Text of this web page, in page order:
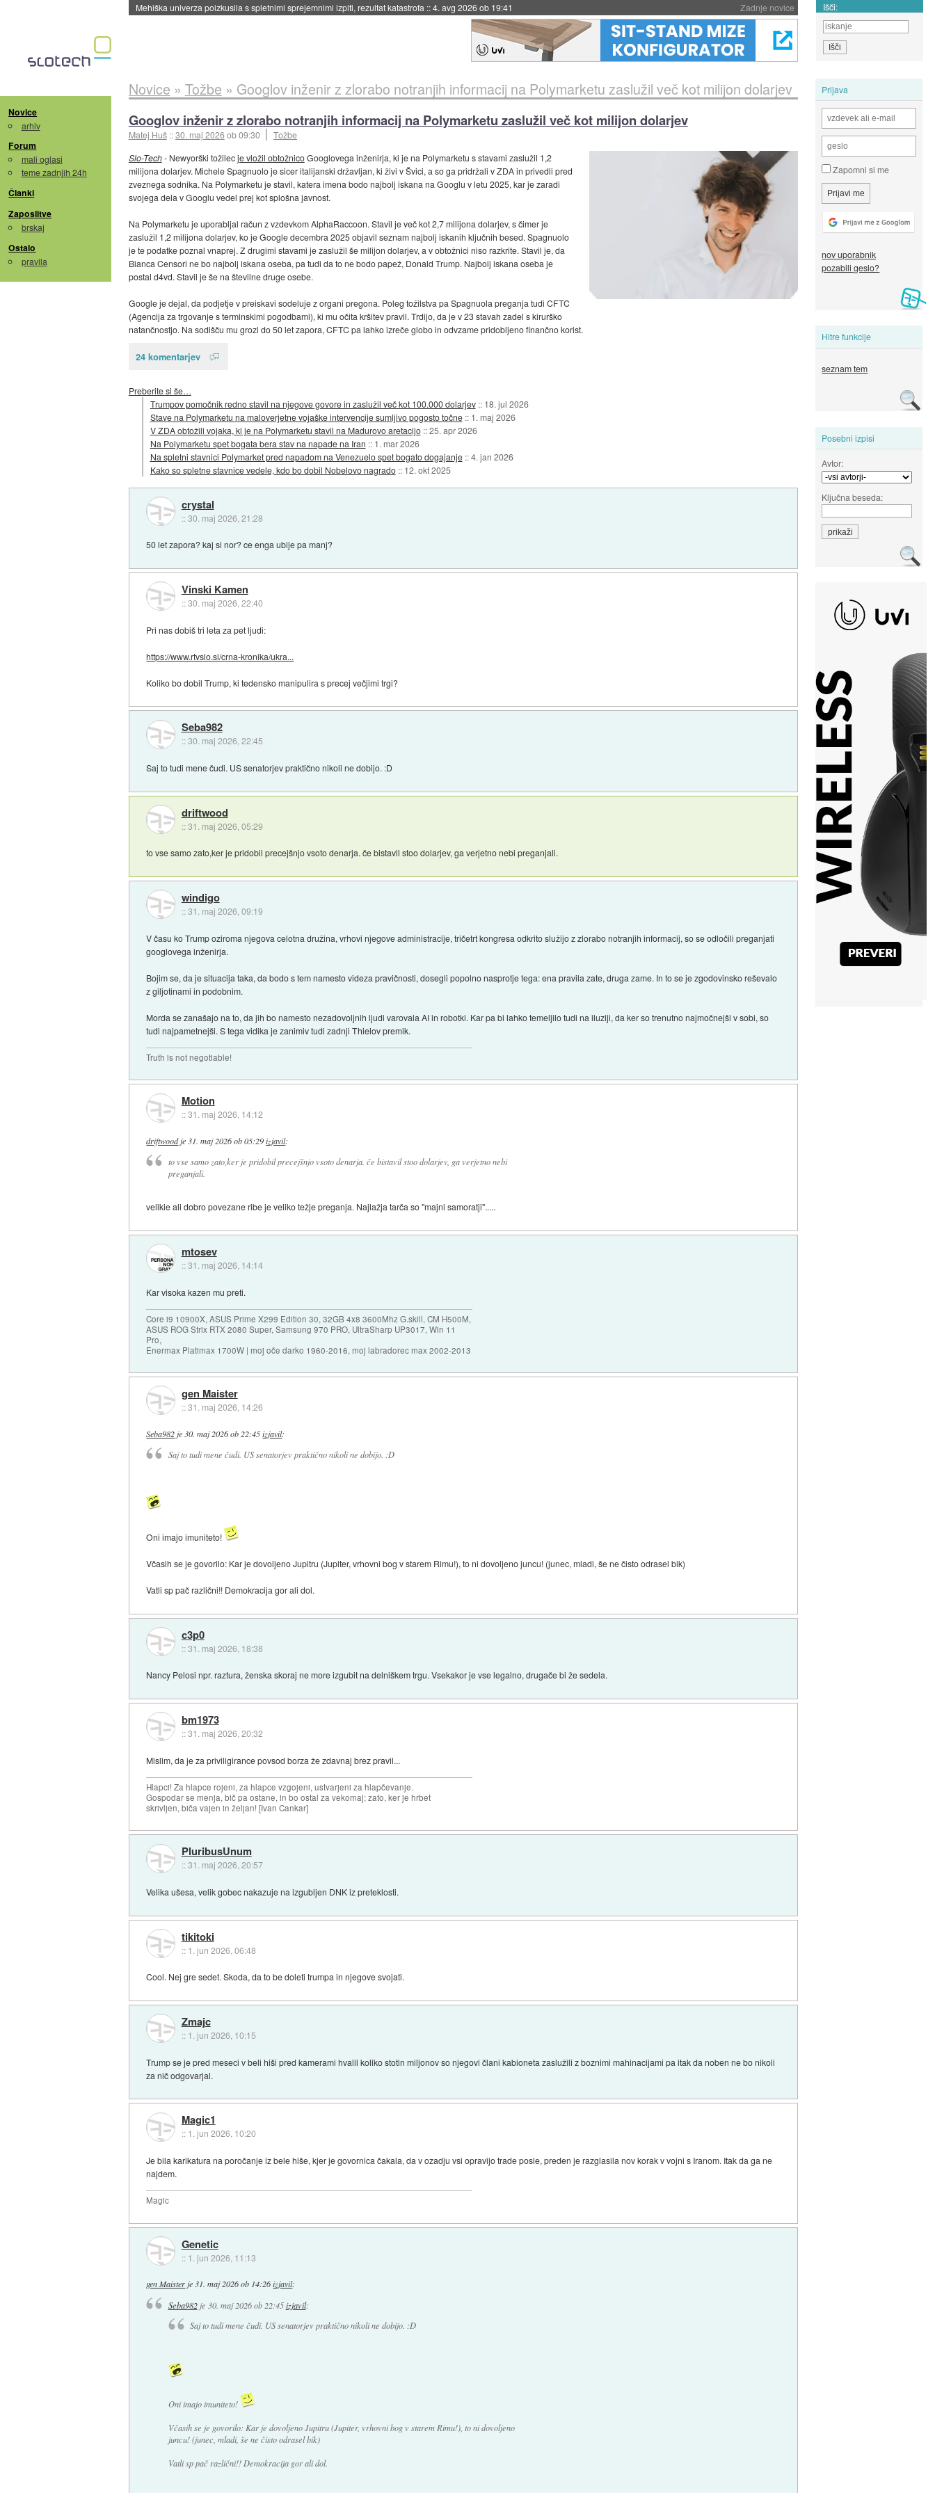
Zadnje novice
4. avg 2026 ob 19:41 Išči:
Novice
arhiv
Forum
mali oglasi
teme zadnjih 24h
Članki
Zaposlitve
brskaj
Ostalo
pravila
Prijava
Zapomni si me
nov uporabnik
pozabili geslo?
Hitre funkcije
seznam tem
Posebni izpisi
Avtor:
Ključna beseda:
Novice » Tožbe » Googlov inženir z zlorabo notranjih informacij na Polymarketu zaslužil več kot milijon dolarjev
Googlov inženir z zlorabo notranjih informacij na Polymarketu zaslužil več kot milijon dolarjev
Matej Huš ::30. maj 2026ob 09:30
Tožbe
Slo-Tech- Newyorški tožilecje vložil obtožnicoGooglovega inženirja, ki je na Polymarketu s stavami zaslužil 1,2
milijona dolarjev. Michele Spagnuolo je sicer italijanski državljan, ki živi v Švici, a so ga pridržali v ZDA in privedli pred
zveznega sodnika. Na Polymarketu je stavil, katera imena bodo najbolj iskana na Googlu v letu 2025, kar je zaradi
svojega dela v Googlu vedel prej kot splošna javnost.
Na Polymarketu je uporabljal račun z vzdevkom AlphaRaccoon. Stavil je več kot 2,7 milijona dolarjev, s čimer je
zaslužil 1,2 milijona dolarjev, ko je Google decembra 2025 objavil seznam najbolj iskanih ključnih besed. Spagnuolo
je te podatke poznal vnaprej. Z drugimi stavami je zaslužil še milijon dolarjev, a v obtožnici niso razkrite. Stavil je, da
Bianca Censori ne bo najbolj iskana oseba, pa tudi da to ne bodo papež, Donald Trump. Najbolj iskana oseba je
postal d4vd. Stavil je še na številne druge osebe.
Google je dejal, da podjetje v preiskavi sodeluje z organi pregona. Poleg tožilstva pa Spagnuola preganja tudi CFTC
(Agencija za trgovanje s terminskimi pogodbami), ki mu očita kršitev pravil. Trdijo, da je v 23 stavah zadel s kirurško
natančnostjo. Na sodišču mu grozi do 50 let zapora, CFTC pa lahko izreče globo in odvzame pridobljeno finančno korist.
24 komentarjev
Preberite si še…
Trumpov pomočnik redno stavil na njegove govore in zaslužil več kot 100.000 dolarjev :: 18. jul 2026
Stave na Polymarketu na maloverjetne vojaške intervencije sumljivo pogosto točne :: 1. maj 2026
V ZDA obtožili vojaka, ki je na Polymarketu stavil na Madurovo aretacijo ::25. apr 2026
Na Polymarketu spet bogata bera stav na napade na Iran :: 1. mar 2026
Na spletni stavnici Polymarket pred napadom na Venezuelo spet bogato dogajanje ::4. jan 2026
Kako so spletne stavnice vedele, kdo bo dobil Nobelovo nagrado :: 12. okt 2025
crystal
::30. maj 2026, 21:28
50 let zapora? kaj si nor? ce enga ubije pa manj?
Vinski Kamen
::30. maj 2026, 22:40
Pri nas dobiš tri leta za pet ljudi:
https://www.rtvslo.si/crna-kronika/ukra...
Koliko bo dobil Trump, ki tedensko manipulira s precej večjimi trgi?
Seba982
::30. maj 2026, 22:45
Saj to tudi mene čudi. US senatorjev praktično nikoli ne dobijo. :D
driftwood
::31. maj 2026, 05:29
to vse samo zato,ker je pridobil precejšnjo vsoto denarja. če bistavil stoo dolarjev, ga verjetno nebi preganjali.
windigo
::31. maj 2026, 09:19
V času ko Trump oziroma njegova celotna družina, vrhovi njegove administracije, tričetrt kongresa odkrito služijo z zlorabo notranjih informacij, so se odločili preganjati
googlovega inženirja.
Bojim se, da je situacija taka, da bodo s tem namesto videza pravičnosti, dosegli popolno nasprotje tega: ena pravila zate, druga zame. In to se je zgodovinsko reševalo
z giljotinami in podobnim.
Morda se zanašajo na to, da jih bo namesto nezadovoljnih ljudi varovala AI in robotki. Kar pa bi lahko temeljilo tudi na iluziji, da ker so trenutno najmočnejši v sobi, so
tudi najpametnejši. S tega vidika je zanimiv tudi zadnji Thielov premik.
Truth is not negotiable!
Motion
::31. maj 2026, 14:12
driftwoodje 31. maj 2026 ob 05:29 izjavil:
to vse samo zato,ker je pridobil precejšnjo vsoto denarja. če bistavil stoo dolarjev, ga verjetno nebi
preganjali.
velikie ali dobro povezane ribe je veliko težje preganja. Najlažja tarča so "majni samoratji".....
mtosev
::31. maj 2026, 14:14
Kar visoka kazen mu preti.
Core i9 10900X, ASUS Prime X299 Edition 30, 32GB 4x8 3600Mhz G.skill, CM H500M,
ASUS ROG Strix RTX 2080 Super, Samsung 970 PRO, UltraSharp UP3017, Win 11
Pro,
Enermax Platimax 1700W | moj oče darko 1960-2016, moj labradorec max 2002-2013
gen Maister
::31. maj 2026, 14:26
Seba982 je 30. maj 2026 ob 22:45 izjavil:
Saj to tudi mene čudi. US senatorjev praktično nikoli ne dobijo. :D
Oni imajo imuniteto!
Včasih se je govorilo: Kar je dovoljeno Jupitru (Jupiter, vrhovni bog v starem Rimu!), to ni dovoljeno juncu! (junec, mladi, še ne čisto odrasel bik)
Vatli sp pač različni!! Demokracija gor ali dol.
c3p0
::31. maj 2026, 18:38
Nancy Pelosi npr. raztura, ženska skoraj ne more izgubit na delniškem trgu. Vsekakor je vse legalno, drugače bi že sedela.
bm1973
::31. maj 2026, 20:32
Mislim, da je za priviligirance povsod borza že zdavnaj brez pravil...
Hlapci! Za hlapce rojeni, za hlapce vzgojeni, ustvarjeni za hlapčevanje.
Gospodar se menja, bič pa ostane, in bo ostal za vekomaj; zato, ker je hrbet
skrivljen, biča vajen in željan! [Ivan Cankar]
PluribusUnum
::31. maj 2026, 20:57
Velika ušesa, velik gobec nakazuje na izgubljen DNK iz preteklosti.
tikitoki
:: 1. jun 2026, 06:48
Cool. Nej gre sedet. Skoda, da to be doleti trumpa in njegove svojati.
Zmajc
:: 1. jun 2026, 10:15
Trump se je pred meseci v beli hiši pred kamerami hvalil koliko stotin miljonov so njegovi člani kabioneta zaslužili z boznimi mahinacijami pa itak da noben ne bo nikoli
za nič odgovarjal.
Magic1
:: 1. jun 2026, 10:20
Je bila karikatura na poročanje iz bele hiše, kjer je govornica čakala, da v ozadju vsi opravijo trade posle, preden je razglasila nov korak v vojni s Iranom. Itak da ga ne
najdem.
Magic
Genetic
:: 1. jun 2026, 11:13
gen Maisterje31. maj 2026 ob 14:26 izjavil:
Seba982je 30. maj 2026 ob 22:45 izjavil:
Saj to tudi mene čudi. US senatorjev praktično nikoli ne dobijo. :D
Oni imajo imuniteto!
Včasih se je govorilo: Kar je dovoljeno Jupitru (Jupiter, vrhovni bog v starem Rimu!), to ni dovoljeno
juncu! (junec, mladi, še ne čisto odrasel bik)
Vatli sp pač različni!! Demokracija gor ali dol.